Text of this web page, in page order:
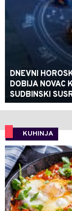
DNEVNI
DOBIJA NOVAC
SUDBINSKI
KUHINJA